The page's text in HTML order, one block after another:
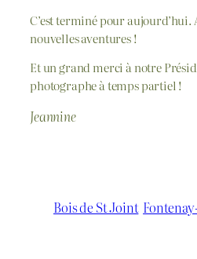
C’est terminé pour aujourd’hui.
nouvelles aventures !
Et un grand merci à notre
photographe à temps partiel !
Jeannine
Bois de St Joint